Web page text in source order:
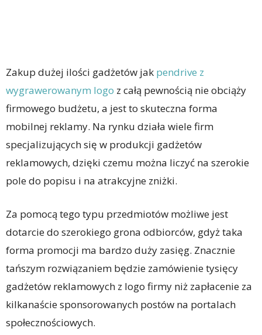
Zakup dużej ilości gadżetów jak pendrive z
wygrawerowanym logo z całą pewnością nie obciąży
firmowego budżetu, a jest to skuteczna forma
mobilnej reklamy. Na rynku działa wiele firm
specjalizujących się w produkcji gadżetów
reklamowych, dzięki czemu można liczyć na szerokie
pole do popisu i na atrakcyjne zniżki.
Za pomocą tego typu przedmiotów możliwe jest
dotarcie do szerokiego grona odbiorców, gdyż taka
forma promocji ma bardzo duży zasięg. Znacznie
tańszym rozwiązaniem będzie zamówienie tysięcy
gadżetów reklamowych z logo firmy niż zapłacenie za
kilkanaście sponsorowanych postów na portalach
społecznościowych.